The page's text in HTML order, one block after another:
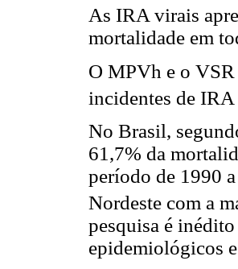
As IRA virais
mortalidade em
O MPVh e o
incidentes de
No Brasil,
61,7% da
período de 1990
Nordeste com a
pesquisa é
epidemiológicos